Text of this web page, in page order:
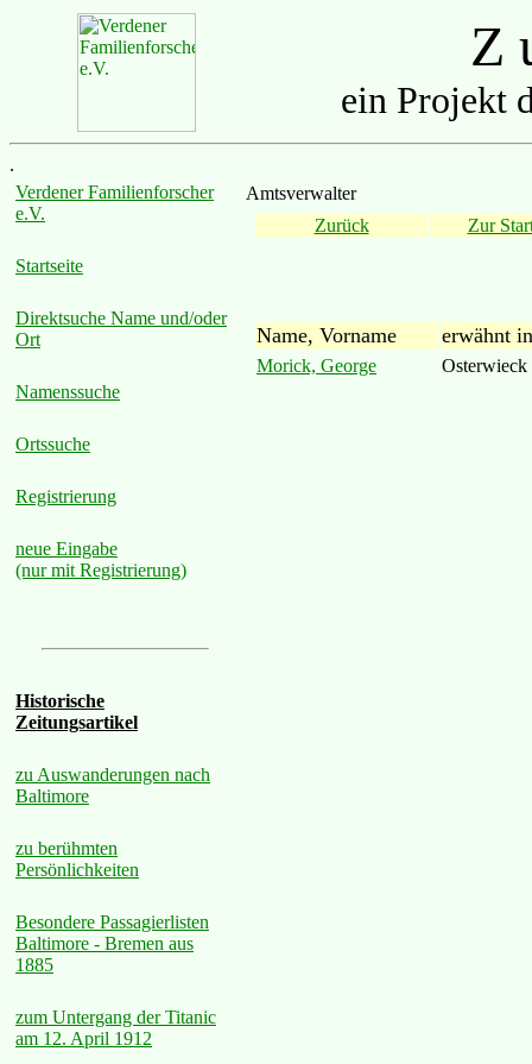
Z
ein Projekt
.
Verdener Familienforscher
e.V.
Startseite
Direktsuche Name und/oder
Ort
Namenssuche
Ortssuche
Registrierung
neue Eingabe
(nur mit Registrierung)
Historische
Zeitungsartikel
zu Auswanderungen nach
Baltimore
zu berühmten
Persönlichkeiten
Besondere Passagierlisten
Baltimore - Bremen aus
1885
zum Untergang der Titanic
am 12. April 1912
Amtsverwalter
Zurück
Zur
Name, Vorname erwähnt in
Morick, George Osterwieck